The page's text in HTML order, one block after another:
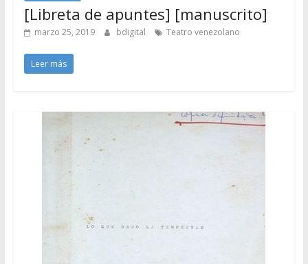
[Libreta de apuntes] [manuscrito]
marzo 25, 2019 bdigital Teatro venezolano
Leer más